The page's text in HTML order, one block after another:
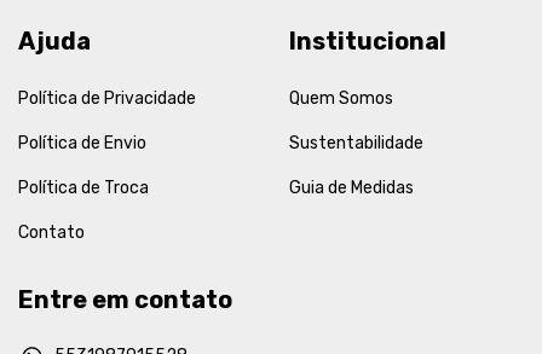
Ajuda
Política de Privacidade
Política de Envio
Política de Troca
Contato
Institucional
Quem Somos
Sustentabilidade
Guia de Medidas
Entre em contato